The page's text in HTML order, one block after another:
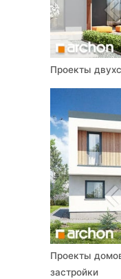
Проекты
Проекты
застройки